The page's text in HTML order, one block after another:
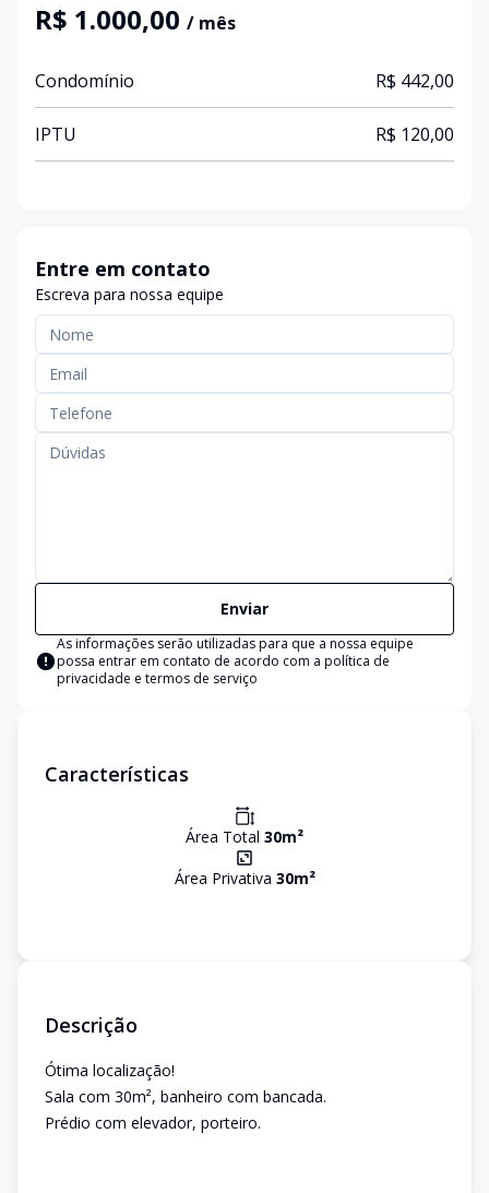
R$ 1.000,00 / mês
Condomínio R$ 442,00
IPTU R$ 120,00
Entre em contato
Escreva para nossa equipe
Enviar
As informações serão utilizadas para que a nossa equipe
possa entrar em contato de acordo com a política de
privacidade e termos de serviço
Características
Área Total 30m²
Área Privativa 30m²
Descrição
Ótima localização!
Sala com 30m², banheiro com bancada.
Prédio com elevador, porteiro.